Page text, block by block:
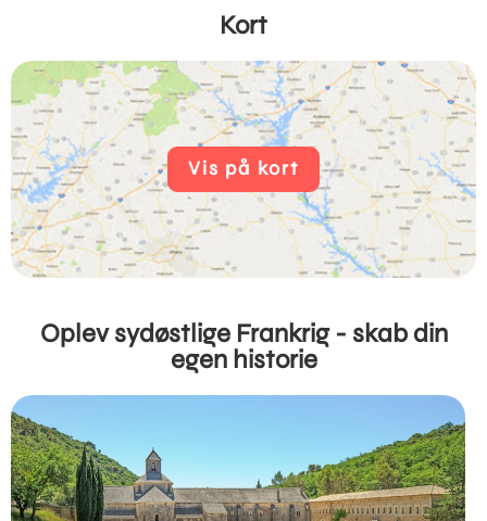
Kort
Vis på kort
Oplev sydøstlige Frankrig - skab din
egen historie